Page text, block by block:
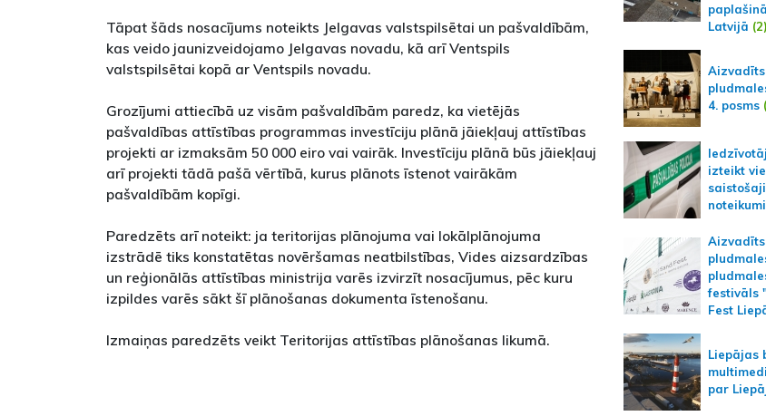
Tāpat šāds nosacījums noteikts Jelgavas valstspilsētai un pašvaldībām,
kas veido jaunizveidojamo Jelgavas novadu, kā arī Ventspils
valstspilsētai kopā ar Ventspils novadu.
Grozījumi attiecībā uz visām pašvaldībām paredz, ka vietējās
pašvaldības attīstības programmas investīciju plānā jāiekļauj attīstības
projekti ar izmaksām 50 000 eiro vai vairāk. Investīciju plānā būs jāiekļauj
arī projekti tādā pašā vērtībā, kurus plānots īstenot vairākām
pašvaldībām kopīgi.
Paredzēts arī noteikt: ja teritorijas plānojuma vai lokālplānojuma
izstrādē tiks konstatētas novēršamas neatbilstības, Vides aizsardzības
un reģionālās attīstības ministrija varēs izvirzīt nosacījumus, pēc kuru
izpildes varēs sākt šī plānošanas dokumenta īstenošanu.
Izmaiņas paredzēts veikt Teritorijas attīstības plānošanas likumā.
Latvijā (2)
4. posms
izteikt
festivāls
Fest
Liepājas
par